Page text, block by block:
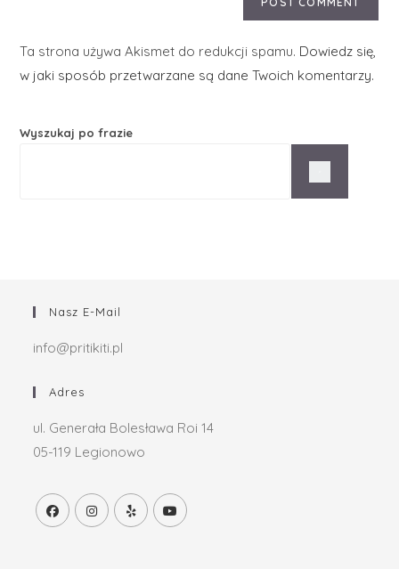
Ta strona używa Akismet do redukcji spamu. Dowiedz się,
w jaki sposób przetwarzane są dane Twoich komentarzy.
Wyszukaj po frazie
Nasz E-Mail
info@pritikiti.pl
Adres
ul. Generała Bolesława Roi 14
05-119 Legionowo